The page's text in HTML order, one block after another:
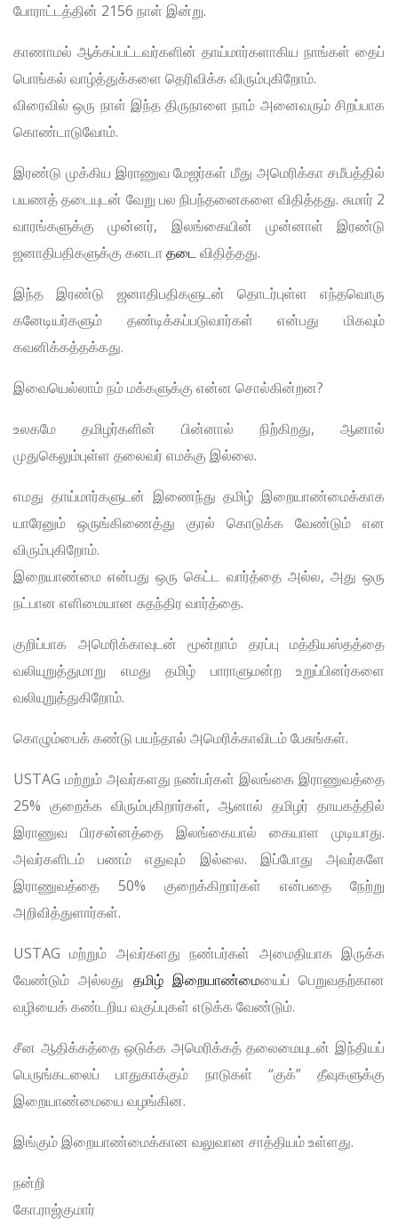
போராட்டத்தின் 2156 நாள் இன்று.
காணாமல் ஆக்கப்பட்டவர்களின் தாய்மார்களாகிய நாங்கள் தைப்
பொங்கல் வாழ்த்துக்களை தெரிவிக்க விரும்புகிறோம்.
விரைவில் ஒரு நாள் இந்த திருநாளை நாம் அனைவரும் சிறப்பாக
கொண்டாடுவோம்.
இரண்டு முக்கிய இராணுவ மேஜர்கள் மீது அமெரிக்கா சமீபத்தில்
பயணத் தடையுடன் வேறு பல நிபந்தனைகளை விதித்தது. சுமார் 2
வாரங்களுக்கு முன்னர், இலங்கையின் முன்னாள் இரண்டு
ஜனாதிபதிகளுக்கு கனடாதடைவிதித்தது.
இந்த இரண்டு ஜனாதிபதிகளுடன் தொடர்புள்ள எந்தவொரு
கனேடியர்களும் தண்டிக்கப்படுவார்கள் என்பது மிகவும்
கவனிக்கத்தக்கது.
இவையெல்லாம் நம் மக்களுக்கு என்ன சொல்கின்றன?
உலகமே தமிழர்களின் பின்னால் நிற்கிறது, ஆனால்
முதுகெலும்புள்ள தலைவர் எமக்கு இல்லை.
எமது தாய்மார்களுடன் இணைந்து தமிழ் இறையாண்மைக்காக
யாரேனும் ஒருங்கிணைத்து குரல் கொடுக்க வேண்டும் என
விரும்புகிறோம்.
இறையாண்மை என்பது ஒரு கெட்ட வார்த்தை அல்ல, அது ஒரு
நட்பான எளிமையான சுதந்திர வார்த்தை.
குறிப்பாக அமெரிக்காவுடன் மூன்றாம் தரப்பு மத்தியஸ்தத்தை
வலியுறுத்துமாறு எமது தமிழ் பாராளுமன்ற உறுப்பினர்களை
வலியுறுத்துகிறோம்.
கொழும்பைக் கண்டு பயந்தால் அமெரிக்காவிடம் பேசுங்கள்.
USTAG மற்றும் அவர்களது நண்பர்கள் இலங்கை இராணுவத்தை
25% குறைக்க விரும்புகிறார்கள், ஆனால் தமிழர் தாயகத்தில்
இராணுவ பிரசன்னத்தை இலங்கையால் கையாள முடியாது.
அவர்களிடம் பணம் எதுவும் இல்லை. இப்போது அவர்களே
இராணுவத்தை 50% குறைக்கிறார்கள் என்பதை நேற்று
அறிவித்துளார்கள்.
USTAG மற்றும் அவர்களது நண்பர்கள் அமைதியாக இருக்க
வேண்டும் அல்லது தமிழ் இறையாண்மையைப் பெறுவதற்கான
வழியைக் கண்டறிய வகுப்புகள் எடுக்க வேண்டும்.
சீன ஆதிக்கத்தை ஒடுக்க அமெரிக்கத் தலைமையுடன் இந்தியப்
பெருங்கடலைப் பாதுகாக்கும் நாடுகள் “குக்” தீவுகளுக்கு
இறையாண்மையை வழங்கின.
இங்கும் இறையாண்மைக்கான வலுவான சாத்தியம் உள்ளது.
நன்றி
கோ.ராஜ்குமார்